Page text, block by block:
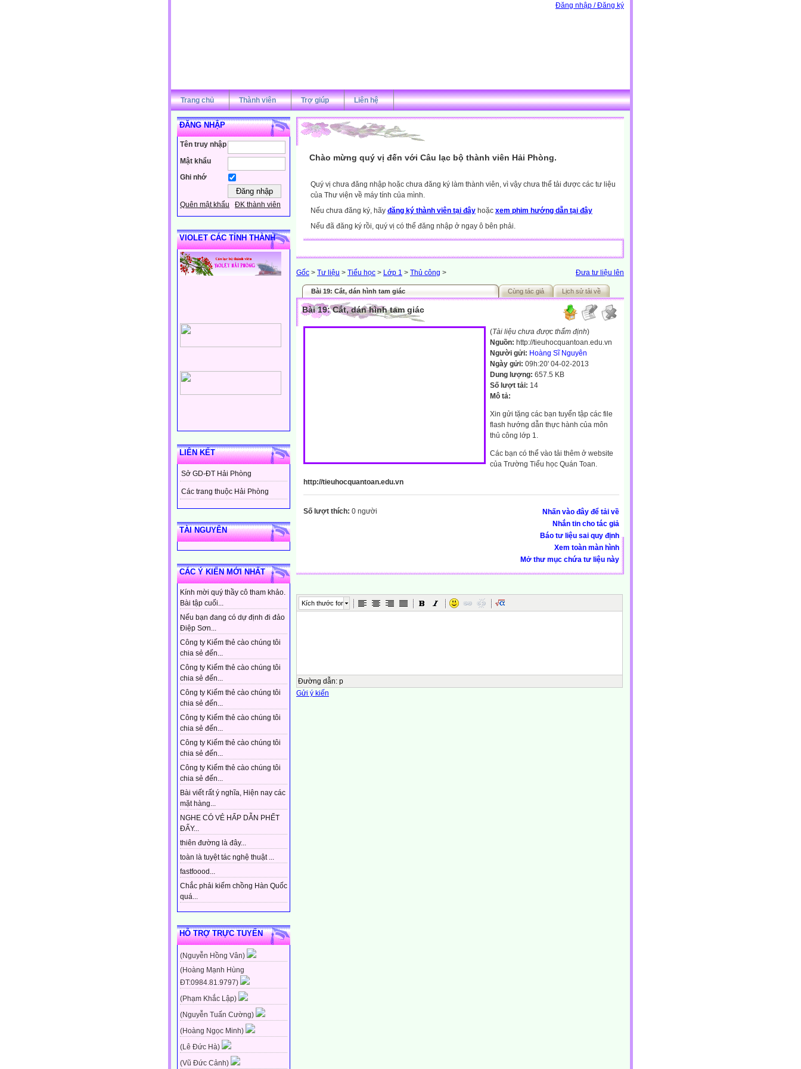
Đăng nhập / Đăng ký
Trang chủ Thành viên Trợ giúp Liên hệ
ĐĂNG NHẬP
Tên truy nhập
Mật khẩu
Ghi nhớ
Quên mật khẩu ĐK thành viên
VIOLET CÁC TỈNH THÀNH
LIÊN KẾT
Sở GD-ĐT Hải Phòng
Các trang thuộc Hải Phòng
TÀI NGUYÊN
CÁC Ý KIẾN MỚI NHẤT
Kính mời quý thầy cô tham khảo.
Bài tập cuối...
Nếu bạn đang có dự định đi đảo
Điệp Sơn...
Công ty Kiếm thẻ cào chúng tôi
chia sẻ đến...
Công ty Kiếm thẻ cào chúng tôi
chia sẻ đến...
Công ty Kiếm thẻ cào chúng tôi
chia sẻ đến...
Công ty Kiếm thẻ cào chúng tôi
chia sẻ đến...
Công ty Kiếm thẻ cào chúng tôi
chia sẻ đến...
Công ty Kiếm thẻ cào chúng tôi
chia sẻ đến...
Bài viết rất ý nghĩa, Hiện nay các
mặt hàng...
NGHE CÓ VẺ HẤP DẪN PHẾT
ĐẤY...
thiên đường là đây...
toàn là tuyệt tác nghệ thuật ...
fastfoood...
Chắc phải kiếm chồng Hàn Quốc
quá...
HỖ TRỢ TRỰC TUYẾN
(Nguyễn Hồng Vân)
(Hoàng Mạnh Hùng
ĐT:0984.81.9797)
(Phạm Khắc Lập)
(Nguyễn Tuấn Cường)
(Hoàng Ngọc Minh)
(Lê Đức Hà)
(Vũ Đức Cảnh)
Chào mừng quý vị đến với Câu lạc bộ thành viên Hải Phòng.
Quý vị chưa đăng nhập hoặc chưa đăng ký làm thành viên, vì vậy chưa thể tải được các tư liệu
của Thư viện về máy tính của mình.
Nếu chưa đăng ký, hãy đăng ký thành viên tại đây hoặc xem phim hướng dẫn tại đây
Nếu đã đăng ký rồi, quý vị có thể đăng nhập ở ngay ô bên phải.
Đưa tư liệu lên
Gốc > Tư liệu > Tiểu học > Lớp 1 > Thủ công >
Bài 19: Cắt, dán hình tam giác Cùng tác giả Lịch sử tải về
Bài 19: Cắt, dán hình tam giác
(Tài liệu chưa được thẩm định)
Nguồn: http://tieuhocquantoan.edu.vn
Người gửi: Hoàng Sĩ Nguyên
Ngày gửi: 09h:20' 04-02-2013
Dung lượng: 657.5 KB
Số lượt tải: 14
Mô tả:
Xin gửi tặng các bạn tuyển tập các file
flash hướng dẫn thực hành của môn
thủ công lớp 1.
Các bạn có thể vào tải thêm ở website
của Trường Tiểu học Quán Toan.
http://tieuhocquantoan.edu.vn
Nhấn vào đây để tải về
Nhắn tin cho tác giả
Báo tư liệu sai quy định
Xem toàn màn hình
Mở thư mục chứa tư liệu này
Số lượt thích: 0 người
Kích thước font
Đường dẫn: p
Gửi ý kiến